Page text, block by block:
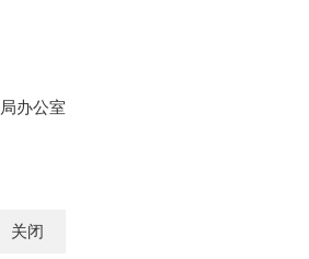
办公室
关闭